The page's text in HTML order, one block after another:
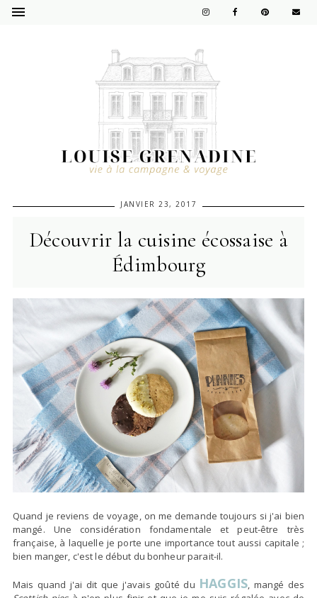
JANVIER 23, 2017
Découvrir la cuisine écossaise à
Édimbourg
Quand je reviens de voyage, on me demande toujours si j'ai bien
mangé. Une considération fondamentale et peut-être très
française, à laquelle je porte une importance tout aussi capitale ;
bien manger, c'est le début du bonheur parait-il.
Mais quand j'ai dit que j'avais goûté du HAGGIS, mangé des